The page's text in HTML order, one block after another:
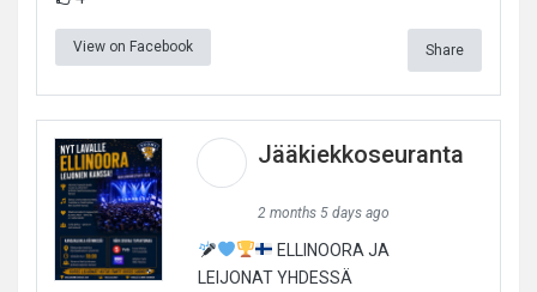
View on Facebook Share
Jääkiekkoseuranta
2 months 5 days ago
ELLINOORA JA
LEIJONAT YHDESSÄ